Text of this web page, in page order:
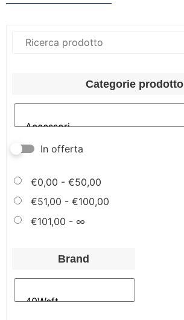
Categorie prodotto
In offerta
€0,00 - €50,00
€51,00 - €100,00
€101,00 - ∞
Brand